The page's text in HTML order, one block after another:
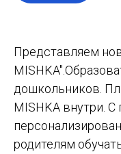
Представляем
дошкольников.
MISHKA внутри.
родителям